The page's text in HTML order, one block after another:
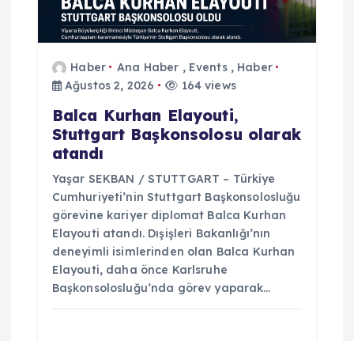
Haber Ana Haber , Events, Haber
Ağustos 2, 2026
164 views
Balca Kurhan Elayouti,
Stuttgart Başkonsolosu olarak
atandı
Yaşar SEKBAN / STUTTGART – Türkiye
Cumhuriyeti’nin Stuttgart Başkonsolosluğu
görevine kariyer diplomat Balca Kurhan
Elayouti atandı. Dışişleri Bakanlığı’nın
deneyimli isimlerinden olan Balca Kurhan
Elayouti, daha önce Karlsruhe
Başkonsolosluğu’nda görev yaparak…